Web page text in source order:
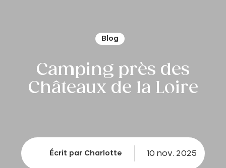
Blog
Camping près des
Châteaux de la Loire
Écrit par Charlotte 10 nov. 2025